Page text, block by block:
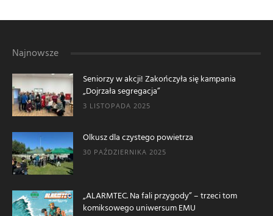
Najnowsze
Seniorzy w akcji! Zakończyła się kampania
„Dojrzała segregacja”
3 LISTOPADA 2025
Olkusz dla czystego powietrza
30 PAŹDZIERNIKA 2025
„ALARMTEC. Na fali przygody” – trzeci tom
komiksowego uniwersum EMU